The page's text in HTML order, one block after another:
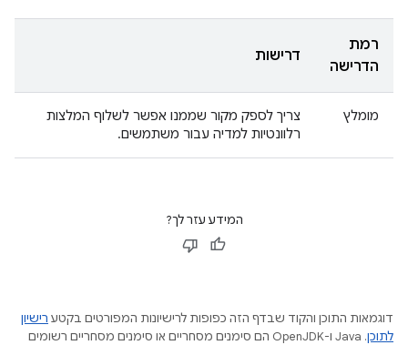
רמת
הדרישה
דרישות
מומלץ
צריך לספק מקור שממנו אפשר לשלוף המלצות
רלוונטיות למדיה עבור משתמשים.
המידע עזר לך?
דוגמאות התוכן והקוד שבדף הזה כפופות לרישיונות המפורטים בקטע רישיון
לתוכן
.‏ Java ו-OpenJDK הם סימנים מסחריים או סימנים מסחריים רשומים